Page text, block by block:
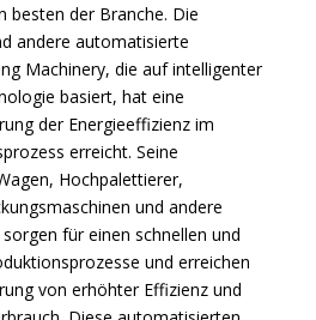
besten der Branche. Die
andere automatisierte
Machinery, die auf intelligenter
basiert, hat eine
der Energieeffizienz im
erreicht. Seine
Hochpalettierer,
und andere
für einen schnellen und
und erreichen
von erhöhter Effizienz und